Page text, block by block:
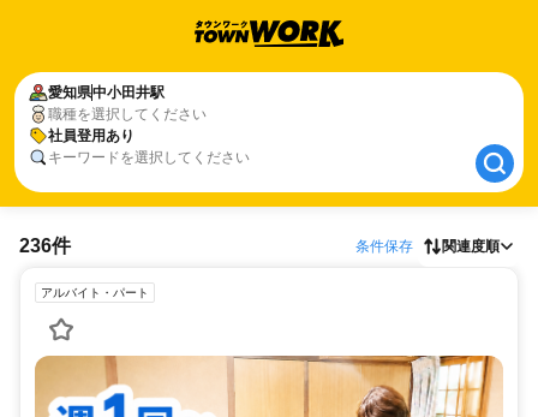
愛知県中小田井駅
職種を選択してください
社員登用あり
キーワードを選択してください
愛知県中小田井駅
社員登用あり
236件 条件保存 関連度順
アルバイト・パート